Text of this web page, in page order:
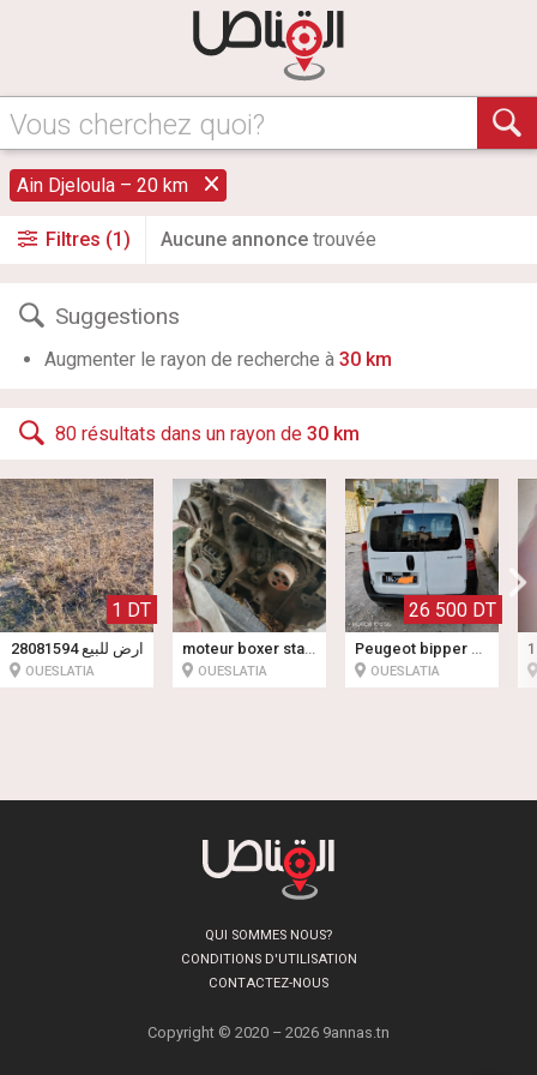
Vous cherchez quoi?
Ain Djeloula – 20 km
Filtres (1) Aucune annonce trouvée
Suggestions
Augmenter le rayon de recherche à 30 km
80 résultats dans un rayon de 30 km
1 DT
ارض للبيع 28081594
OUESLATIA OUESLATIA
26 500 DT
OUESLATIA
QUI SOMMES NOUS?
CONDITIONS D'UTILISATION
CONTACTEZ-NOUS
Copyright © 2020 – 2026 9annas.tn